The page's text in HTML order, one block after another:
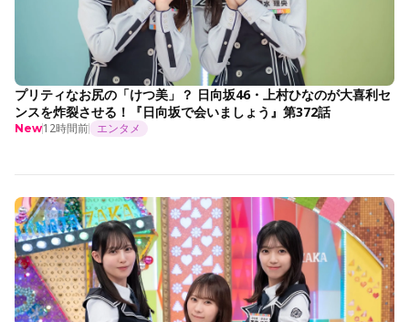
プリティなお尻の「けつ美」？ 日向坂46・上村ひなのが大喜利セ
ンスを炸裂させる！『日向坂で会いましょう』第372話
New12時間前 エンタメ